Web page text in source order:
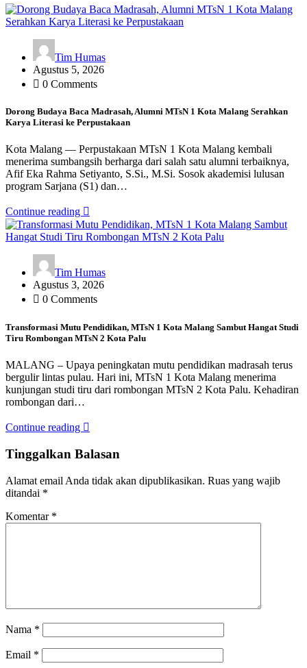
Tim Humas
Agustus 5, 2026
0 Comments
Dorong Budaya Baca Madrasah, Alumni MTsN 1 Kota Malang Serahkan
Karya Literasi ke Perpustakaan
Kota Malang — Perpustakaan MTsN 1 Kota Malang kembali
menerima sumbangsih berharga dari salah satu alumni terbaiknya,
Afif Eka Rahma Setiyanto, S.Si., M.Si. Sosok akademisi lulusan
program Sarjana (S1) dan…
Continue reading
Tim Humas
Agustus 3, 2026
0 Comments
Transformasi Mutu Pendidikan, MTsN 1 Kota Malang Sambut Hangat Studi
Tiru Rombongan MTsN 2 Kota Palu
MALANG – Upaya peningkatan mutu pendidikan madrasah terus
bergulir lintas pulau. Hari ini, MTsN 1 Kota Malang menerima
kunjungan studi tiru dari rombongan MTsN 2 Kota Palu. Kehadiran
rombongan dari…
Continue reading
Tinggalkan Balasan
Alamat email Anda tidak akan dipublikasikan. Ruas yang wajib
ditandai *
Komentar *
Nama *
Email *